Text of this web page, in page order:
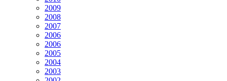
2009
2008
2007
2006
2006
2005
2004
2003